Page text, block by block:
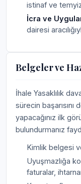
istinaf ve
İcra ve
dairesi
Belgeler ve
İhale Yasaklılık
sürecin başarısını
yapacağınız ilk
bulundurmanız
Kimlik belgesi
Uyuşmazlığa
faturalar,